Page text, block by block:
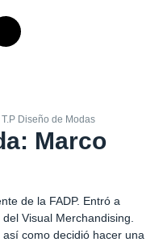
T.P Diseño de Modas
Marco
de la FADP. Entró a
Visual Merchandising.
como decidió hacer una